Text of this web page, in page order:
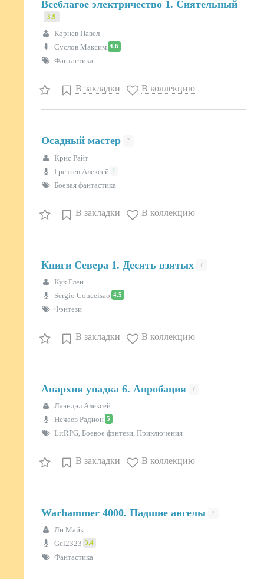
Всеблагое электричество 1. Сиятельный
3.9
Корнев Павел
Суслов Максим 4.6
Фантастика
В закладки В коллекцию
Осадный мастер ?
Крис Райт
Грезнев Алексей ?
Боевая фантастика
В закладки В коллекцию
Книги Севера 1. Десять взятых ?
Кук Глен
Sergio Conceisao 4.5
Фэнтези
В закладки В коллекцию
Анархия упадка 6. Апробация ?
Лаэндэл Алексей
Нечаев Радион 5
LitRPG, Боевое фэнтези, Приключения
В закладки В коллекцию
Warhammer 4000. Падшие ангелы ?
Ли Майк
Gel2323 3.4
Фантастика